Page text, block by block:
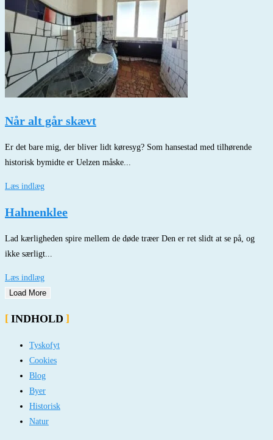
Når alt går skævt
Er det bare mig, der bliver lidt køresyg? Som hansestad med tilhørende
historisk bymidte er Uelzen måske...
Læs indlæg
Hahnenklee
Lad kærligheden spire mellem de døde træer Den er ret slidt at se på, og
ikke særligt...
Læs indlæg
Load More
INDHOLD
Tyskofyt
Cookies
Blog
Byer
Historisk
Natur